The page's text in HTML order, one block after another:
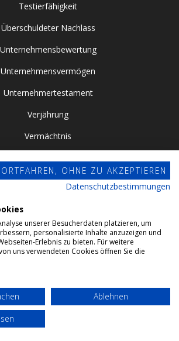
Testierfähigkeit
Überschuldeter Nachlass
Unternehmensbewertung
Unternehmensvermögen
Unternehmertestament
Verjährung
Vermächtnis
Vorsorgevollmacht
& Kollegen GbR. All rights reserved.
Datenschutz
Impressum
OHNE ZU AKZEPTIEREN
Datenschutzbestimmungen
unserer Besucherdaten platzieren, um
personalisierte Inhalte anzuzeigen und
Erlebnis zu bieten. Für weitere
uns verwendeten Cookies öffnen Sie die
Ablehnen